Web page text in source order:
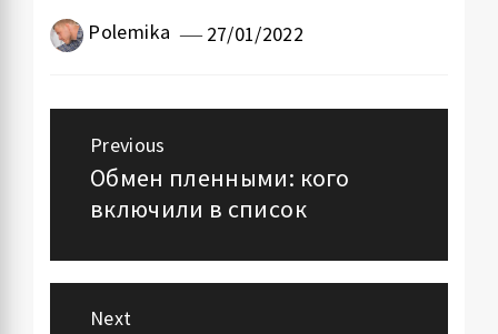
Polemika 27/01/2022
Навигация
записям
Previous
Previous
post:
Обмен пленными: кого
включили в список
Next